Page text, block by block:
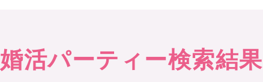
婚活パーティー検索結果